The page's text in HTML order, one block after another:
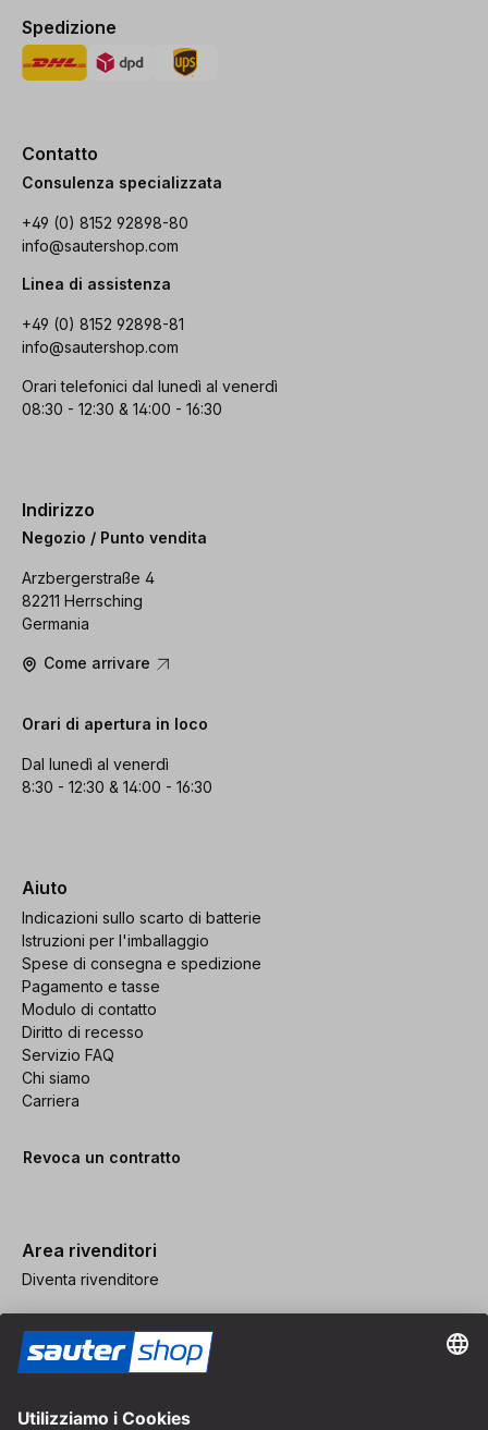
Spedizione
Contatto
Consulenza specializzata
+49 (0) 8152 92898-80
info@sautershop.com
Linea di assistenza
+49 (0) 8152 92898-81
info@sautershop.com
Orari telefonici dal lunedì al venerdì
08:30 - 12:30 & 14:00 - 16:30
Indirizzo
Negozio / Punto vendita
Arzbergerstraße 4
82211 Herrsching
Germania
Come arrivare
Orari di apertura in loco
Dal lunedì al venerdì
8:30 - 12:30 & 14:00 - 16:30
Aiuto
Indicazioni sullo scarto di batterie
Istruzioni per l'imballaggio
Spese di consegna e spedizione
Pagamento e tasse
Modulo di contatto
Diritto di recesso
Servizio FAQ
Chi siamo
Carriera
Revoca un contratto
Area rivenditori
Diventa rivenditore